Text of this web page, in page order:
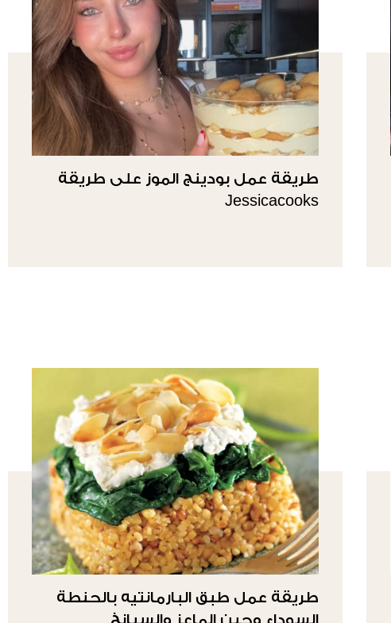
طريقة عمل بودينج الموز على طريقة
Jessicacooks
طريقة عمل طبق البارمانتيه بالحنطة